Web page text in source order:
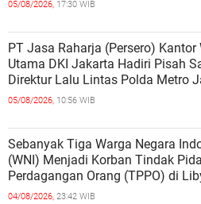
05/08/2026, 17:30 WIB
PT Jasa Raharja (Persero) Kantor
Utama DKI Jakarta Hadiri Pisah
Direktur Lalu Lintas Polda Metro
05/08/2026, 10:56 WIB
Sebanyak Tiga Warga Negara
(WNI) Menjadi Korban Tindak
Perdagangan Orang (TPPO) di
Berhasil Dipulangkan Ke -
04/08/2026, 23:42 WIB